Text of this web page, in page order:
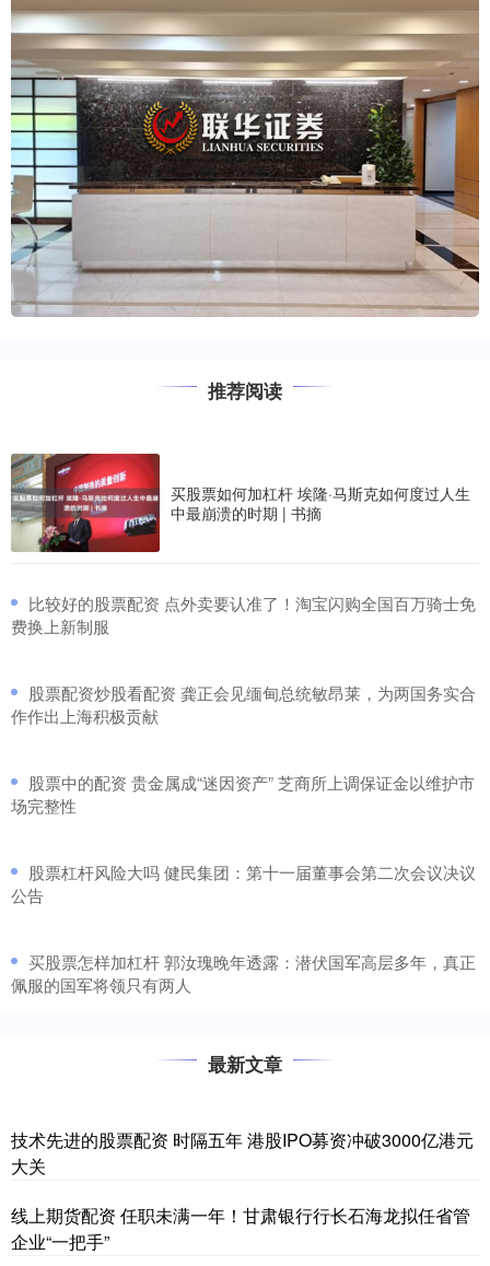
推荐阅读
买股票如何加杠杆 埃隆·马斯克如何度过人生
中最崩溃的时期 | 书摘
​比较好的股票配资 点外卖要认准了！淘宝闪购全国百万骑士免
费换上新制服
​股票配资炒股看配资 龚正会见缅甸总统敏昂莱，为两国务实合
作作出上海积极贡献
​股票中的配资 贵金属成“迷因资产” 芝商所上调保证金以维护市
场完整性
​股票杠杆风险大吗 健民集团：第十一届董事会第二次会议决议
公告
​买股票怎样加杠杆 郭汝瑰晚年透露：潜伏国军高层多年，真正
佩服的国军将领只有两人
最新文章
技术先进的股票配资 时隔五年 港股IPO募资冲破3000亿港元
大关
线上期货配资 任职未满一年！甘肃银行行长石海龙拟任省管
企业“一把手”